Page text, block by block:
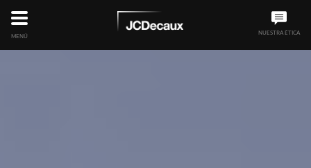
MENÚ NUESTRA ÉTICA